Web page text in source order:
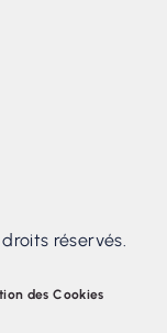
réservés.
des Cookies